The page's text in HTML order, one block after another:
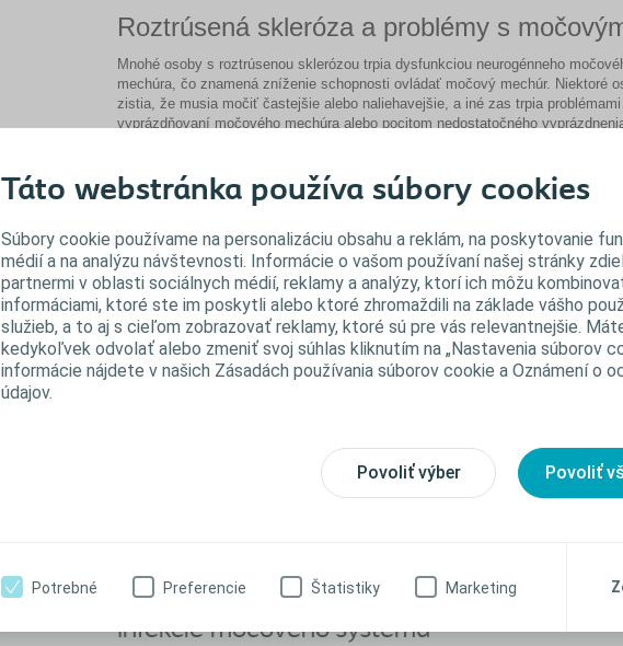
Táto webstránka používa súbory cookies
Súbory cookie používame na personalizáciu obsahu a reklám, na poskytovanie
médií a na analýzu návštevnosti. Informácie o vašom používaní našej stránky
partnermi v oblasti sociálnych médií, reklamy a analýzy, ktorí ich môžu
informáciami, ktoré ste im poskytli alebo ktoré zhromaždili na základe vášho
služieb, a to aj s cieľom zobrazovať reklamy, ktoré sú pre vás relevantnejšie.
kedykoľvek odvolať alebo zmeniť svoj súhlas kliknutím na „Nastavenia súborov
informácie nájdete v našich Zásadách používania súborov cookie a Oznámení o
údajov.
Povoliť výber Povoliť
Potrebné Preferencie Štatistiky Marketing
Roztrúsená skleróza a problémy s
Mnohé osoby s roztrúsenou sklerózou trpia dysfunkciou neurogénneho
mechúra, čo znamená zníženie schopnosti ovládať močový mechúr. Niektoré
zistia, že musia močiť častejšie alebo naliehavejšie, a iné zas trpia problémami
vyprázdňovaní močového mechúra alebo pocitom nedostatočného
Neliečené problémy s močovým mechúrom môžu mať významné následky na
ochorenia a kvalitu života.
ochorenia sa však môžu rozvinúť.
Močová inkontinencia
Únik moču.
Únik menšieho alebo väčšieho množstva moču bez varovania alebo bez
naliehavej potreby navštíviť toaletu.
Samovoľný únik počas kýchania, kašľania, smiechu alebo fyzického
Močová nerozhodnosť, t. j. problém so začatím močenia.
Opuchnutá dolná časť brucha.
Infekcie močového systému